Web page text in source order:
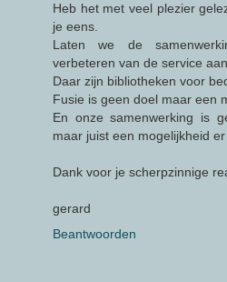
Heb het met veel plezier
je eens.
Laten we de
verbeteren van de service
Daar zijn bibliotheken voor
Fusie is geen doel maar een
En onze samenwerking is
maar juist een mogelijkheid
Dank voor je scherpzinnige
gerard
Beantwoorden